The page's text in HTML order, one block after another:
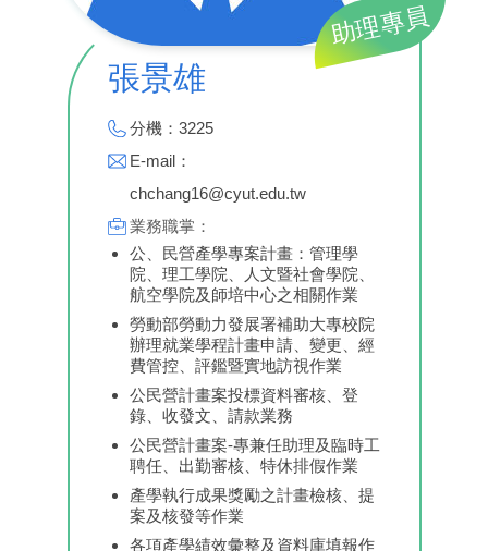
助理專員
張景雄
分機：3225
E-mail：
chchang16@cyut.edu.tw
業務職掌：
公、民營產學專案計畫：管理學
院、理工學院、人文暨社會學院、
航空學院及師培中心之相關作業
勞動部勞動力發展署補助大專校院
辦理就業學程計畫申請、變更、經
費管控、評鑑暨實地訪視作業
公民營計畫案投標資料審核、登
錄、收發文、請款業務
公民營計畫案-專兼任助理及臨時工
聘任、出勤審核、特休排假作業
產學執行成果獎勵之計畫檢核、提
案及核發等作業
各項產學績效彙整及資料庫填報作